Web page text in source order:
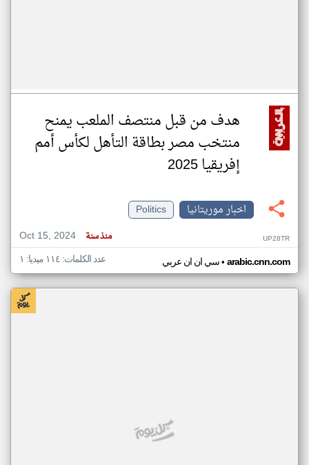
هدف من قبل منتصف الملعب يمنح
منتخب مصر بطاقة التأهل لكأس أمم
إفريقيا 2025
اخبار موريتانيا
Politics
Oct 15, 2024
منذ سنة UP28TR
سي ان ان عربي• arabic.cnn.com عدد الكلمات: ١١٤ ميديا: ١